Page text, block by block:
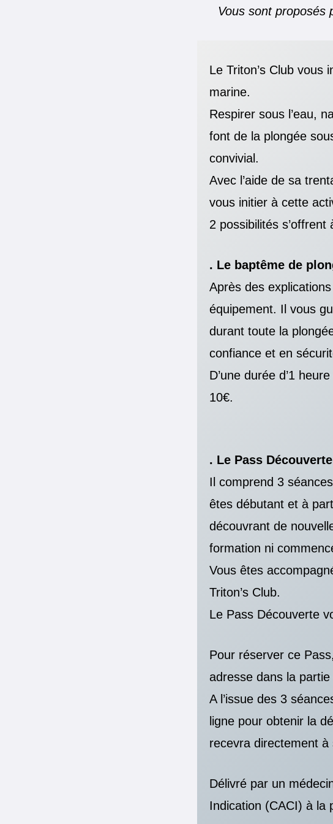
Vous sont proposés
Le Triton’s Club vous
marine.
Respirer sous l’eau,
font de la plongée
convivial.
Avec l’aide de sa
vous initier à cette
2 possibilités s’offrent
. Le baptême de
Après des
équipement. Il vous
durant toute la
confiance et en
D’une durée d’1
10€.
. Le Pass
Il comprend 3
êtes débutant et à
découvrant de
formation ni
Vous êtes
Triton’s Club.
Le Pass Découverte
Pour réserver ce
adresse dans la
A l’issue des 3
ligne pour obtenir la
recevra directement à
Délivré par un
Indication (CACI) à la